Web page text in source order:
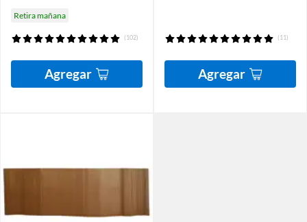
Retira mañana
(102)
Agregar
(11)
Agregar